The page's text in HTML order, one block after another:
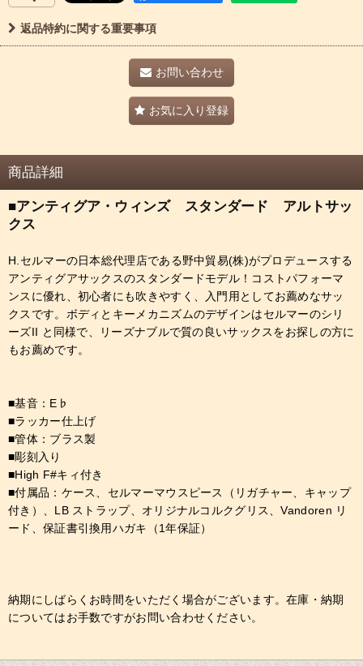
返品特約に関する重要事項
お問い合わせ
お気に入り登録
商品詳細
■アンティグア・ウィンズ スタンダード アルトサッ
クス
H.セルマーの日本総代理店である野中貿易(株)がプロデュースする
アンティグアサックスのスタンダードモデル！コストパフォーマ
ンスに優れ、初心者にも吹きやすく、入門用としてお薦めなサッ
クスです。ボディとキーメカニズムのデザインはセルマーのシリ
ーズII と同様で、リーズナブルで質の良いサックスをお探しの方に
もお薦めです。
■基音：E♭
■ラッカー仕上げ
■管体：ブラス製
■彫刻入り
■High F#キィ付き
■付属品：ケース、セルマーマウスピース（リガチャー、キャップ
付き）、LB ストラップ、オリジナルコルクグリス、Vandoren リ
ード、保証書引換用ハガキ（1年保証）
納期にしばらくお時間をいただく場合がございます。在庫・納期
についてはお手数ですがお問い合わせください。